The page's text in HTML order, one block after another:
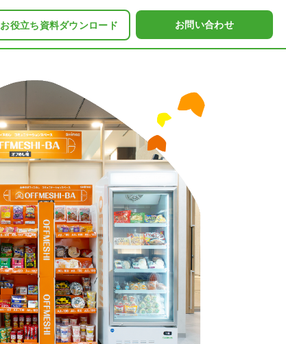
お役立ち資料ダウンロード お問い合わせ